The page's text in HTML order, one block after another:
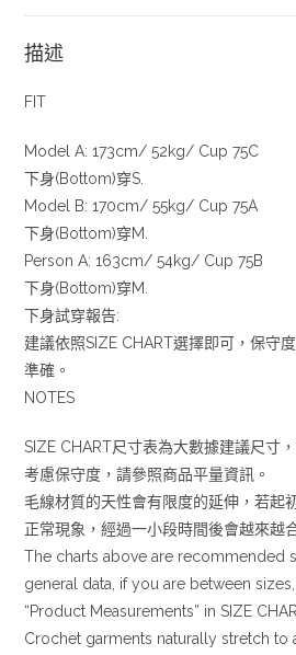
描述
FIT
Model A: 173cm/ 52kg/ Cup 75C
下身(Bottom)穿S.
Model B: 170cm/ 55kg/ Cup 75A
下身(Bottom)穿M.
Person A: 163cm/ 54kg/ Cup 75B
下身(Bottom)穿M.
下身試穿報告:
建議依照SIZE CHART選擇即可，保守
準確。
NOTES
SIZE CHART尺寸表為大數據建議尺寸
考慮保守度，請參照商品平量資訊。
毛線材質的天性會有限度的延伸，若起
正常現象，經過一小段時間後會越來越
The charts above are recommended
general data, if you are between
“Product Measurements” in SIZE
Crochet garments naturally stretch to